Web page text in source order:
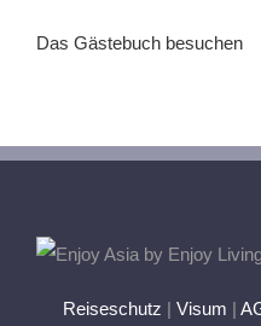
Das Gästebuch besuchen
Reiseschutz | Visum |